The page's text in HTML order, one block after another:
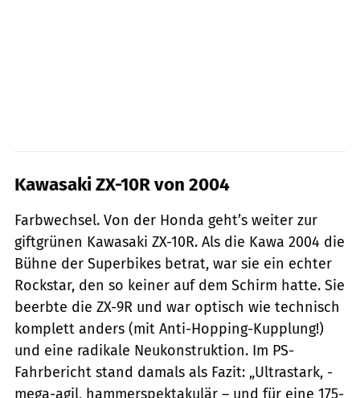
Kawasaki ZX-10R von 2004
Farbwechsel. Von der Honda geht’s weiter zur
giftgrünen Kawasaki ZX-10R. Als die Kawa 2004 die
Bühne der Superbikes betrat, war sie ein echter
Rockstar, den so keiner auf dem Schirm hatte. Sie
beerbte die ZX-9R und war optisch wie technisch
komplett anders (mit Anti-Hopping-Kupplung!)
und eine radikale Neukonstruktion. Im PS-
Fahrbericht stand damals als Fazit: „Ultrastark, ­
mega-agil, hammerspektakulär – und für eine 175-